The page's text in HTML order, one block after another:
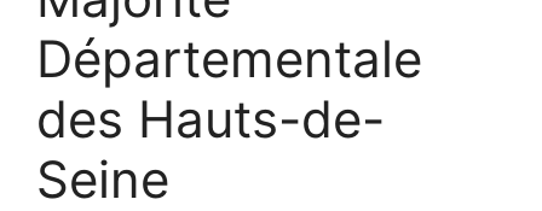
Départementale
des Hauts-de-
Seine